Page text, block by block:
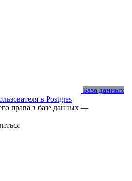
База данных
в Postgres
права в базе данных —